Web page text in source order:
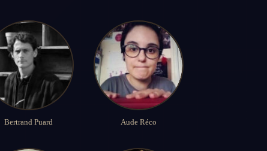
Bertrand Puard Aude Réco